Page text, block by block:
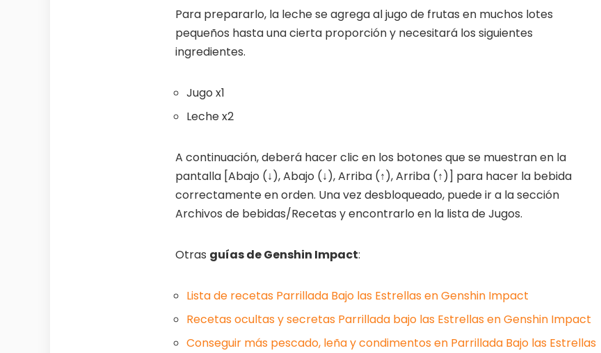
Limited-time game codes
Temporary download keys — grab them
Steam Games Giveaways
Global contests to win full Steam games
& gift cards
Members-Only Content
Para prepararlo, la leche se agrega al jugo de frutas en muchos lotes
pequeños hasta una cierta proporción y necesitará los siguientes
ingredientes.
Jugo x1
Leche x2
A continuación, deberá hacer clic en los botones que se muestran en la
pantalla [Abajo (↓), Abajo (↓), Arriba (↑), Arriba (↑)] para hacer la bebida
correctamente en orden. Una vez desbloqueado, puede ir a la sección
Archivos de bebidas/Recetas y encontrarlo en la lista de Jugos.
Otras guías de Genshin Impact:
Lista de recetas Parrillada Bajo las Estrellas en Genshin Impact
Recetas ocultas y secretas Parrillada bajo las Estrellas en Genshin Impact
Conseguir más pescado, leña y condimentos en Parrillada Bajo las Estrellas